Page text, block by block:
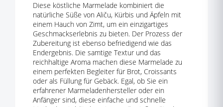
Diese köstliche Marmelade kombiniert die
natürliche Süße von Aliču, Kürbis und Äpfeln mit
einem Hauch von Zimt, um ein einzigartiges
Geschmackserlebnis zu bieten. Der Prozess der
Zubereitung ist ebenso befriedigend wie das
Endergebnis. Die samtige Textur und das
reichhaltige Aroma machen diese Marmelade zu
einem perfekten Begleiter für Brot, Croissants
oder als Füllung für Gebäck. Egal, ob Sie ein
erfahrener Marmeladenhersteller oder ein
Anfänger sind, diese einfache und schnelle